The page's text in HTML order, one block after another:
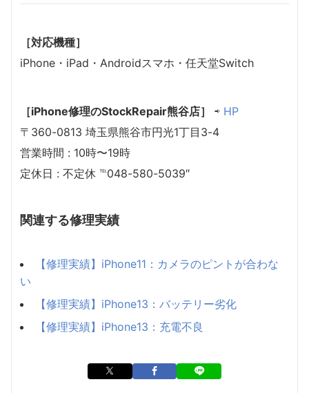
［対応機種］
iPhone・iPad・Androidスマホ・任天堂Switch
［iPhone修理のStockRepair熊谷店］ ⇨ HP
〒360-0813 埼玉県熊谷市円光1丁目3-4
営業時間 : 10時〜19時
定休日 : 不定休 ℡048-580-5039″
関連する修理実績
【修理実績】iPhone11：カメラのピントが合わな
い
【修理実績】iPhone13：バッテリー劣化
【修理実績】iPhone13：充電不良